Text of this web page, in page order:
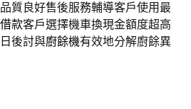
質良好售後服務輔導客戶使用最
款客戶選擇機車換現金額度超高
後討與廚餘機有效地分解廚餘異